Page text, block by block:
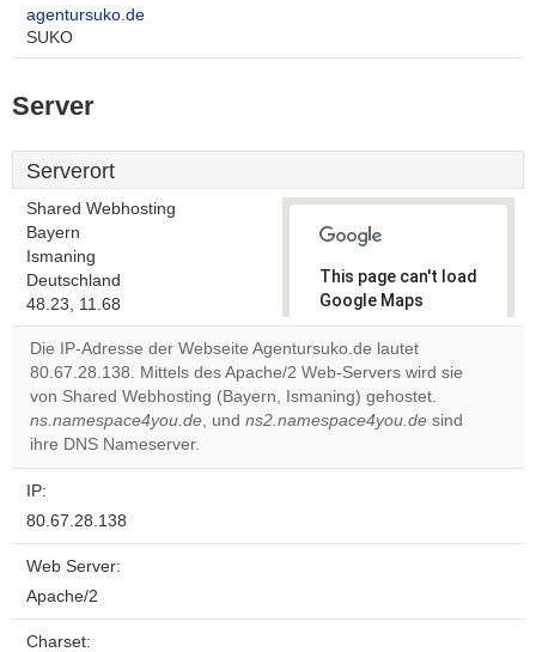
agentursuko.de
SUKO
Server
Serverort
Shared Webhosting
Bayern
Ismaning
Deutschland
48.23, 11.68
This page can't load
Google Maps
correctly.
Do you
own this
website?
Die IP-Adresse der Webseite Agentursuko.de lautet
80.67.28.138. Mittels des Apache/2 Web-Servers wird sie
von Shared Webhosting (Bayern, Ismaning) gehostet.
ns.namespace4you.de, und ns2.namespace4you.de sind
ihre DNS Nameserver.
IP:
80.67.28.138
Web Server:
Apache/2
Charset: